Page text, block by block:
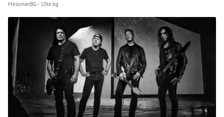
MelomanBG - 10te.bg